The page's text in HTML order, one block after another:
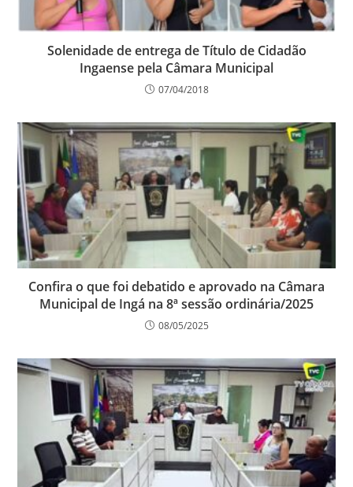
Solenidade de entrega de Título de Cidadão
Ingaense pela Câmara Municipal
07/04/2018
Confira o que foi debatido e aprovado na Câmara
Municipal de Ingá na 8ª sessão ordinária/2025
08/05/2025